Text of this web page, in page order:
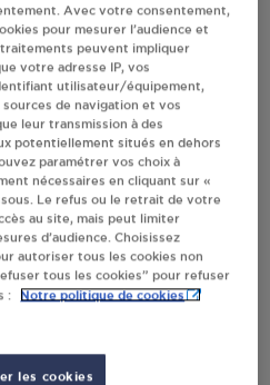
bouteilles de gaz
RENDRE
LE TÉLÉPHONE
DU REVENDEUR
j’autorise le traitement
IP) et leur transfert hors UE
la carte.
En savoir plus
Avec votre consentement,
pour mesurer l’audience et
peuvent impliquer
votre adresse IP, vos
utilisateur/équipement,
de navigation et vos
leur transmission à des
potentiellement situés en dehors
paramétrer vos choix à
nécessaires en cliquant sur «
Le refus ou le retrait de votre
au site, mais peut limiter
d’audience. Choisissez
autoriser tous les cookies non
tous les cookies” pour refuser
:
Notre politique de cookies
les cookies